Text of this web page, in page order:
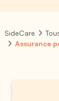
SideCare
Assurance